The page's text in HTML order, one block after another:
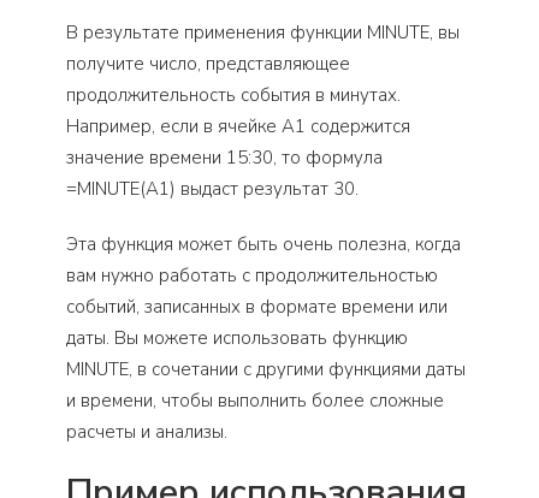
В результате применения функции MINUTE, вы
получите число, представляющее
продолжительность события в минутах.
Например, если в ячейке A1 содержится
значение времени 15:30, то формула
=MINUTE(A1) выдаст результат 30.
Эта функция может быть очень полезна, когда
вам нужно работать с продолжительностью
событий, записанных в формате времени или
даты. Вы можете использовать функцию
MINUTE, в сочетании с другими функциями даты
и времени, чтобы выполнить более сложные
расчеты и анализы.